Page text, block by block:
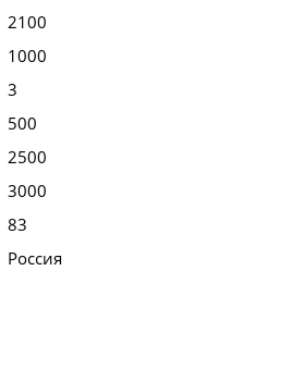
2100
1000
3
500
2500
3000
83
Россия